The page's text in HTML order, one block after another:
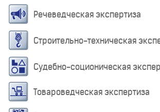
Речеведческая экспертиза
Строительно-техническая
Судебно-соционическая
Товароведческая экспертиза